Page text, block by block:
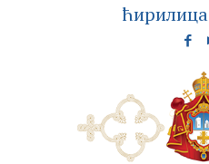
ћирилица